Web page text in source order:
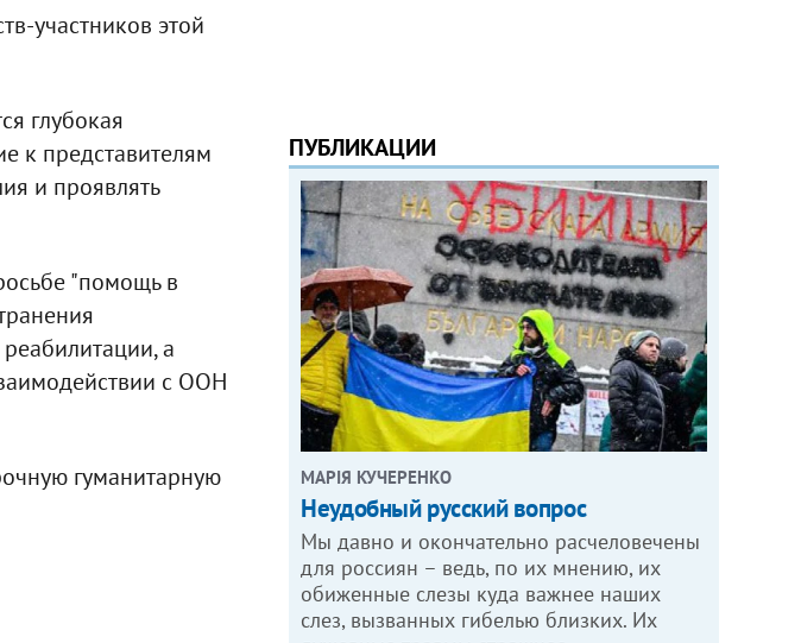
участников этой
глубокая
к представителям
и проявлять
"помощь в
а
с ООН
гуманитарную
ПУБЛИКАЦИИ
МАРІЯ КУЧЕРЕНКО
​Неудобный русский вопрос
Мы давно и окончательно расчеловечены
для россиян – ведь, по их мнению, их
обиженные слезы куда важнее наших
слез, вызванных гибелью близких. Их